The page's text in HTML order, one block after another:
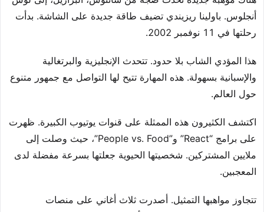
أنجلوس. باولينا ريزيندي تضيف طاقة جديدة على الشاشة. بدأت
رحلتها في 11 نوفمبر 2002.
هذا المؤدي الشاب بلا حدود. تتحدث الإنجليزية والبرتغالية
والإسبانية بسهولة. هذه المهارة تتيح لها التواصل مع جمهور متنوع
حول العالم.
اكتشف الكثيرون هذه الممثلة على قنوات يوتيوب الكبيرة. ظهرت
على برامج “React” و”People vs. Food”، حيث وصلت إلى
ملايين المشتركين. شخصيتها الحيوية جعلتها بسرعة مفضلة لدى
المعجبين.
تتجاوز مواهبها التمثيل. أصدرت ثلاث أغاني على منصات